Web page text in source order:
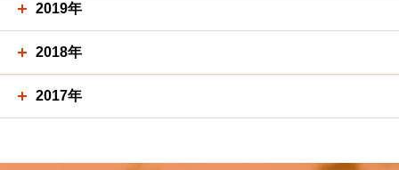
2019年
2018年
2017年